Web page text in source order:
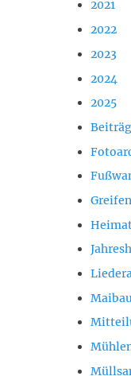
2021
2022
2023
2024
2025